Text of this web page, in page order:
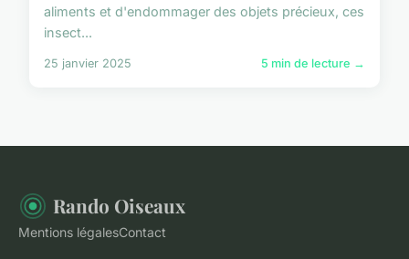
aliments et d'endommager des objets précieux, ces
insect...
25 janvier 2025 5 min de lecture →
Rando Oiseaux
Mentions légalesContact